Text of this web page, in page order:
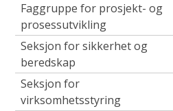
Faggruppe for prosjekt- og
prosessutvikling
Seksjon for sikkerhet og
beredskap
Seksjon for
virksomhetsstyring